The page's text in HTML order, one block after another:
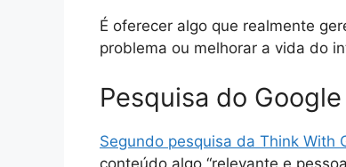
É oferecer algo que realmente
problema ou melhorar a vida do
Pesquisa do
Segundo pesquisa da Think With
conteúdo algo “relevante e